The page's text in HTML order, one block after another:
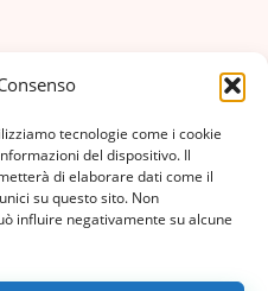
tecnologie come i cookie
del dispositivo. Il
di elaborare dati come il
su questo sito. Non
influire negativamente su alcune